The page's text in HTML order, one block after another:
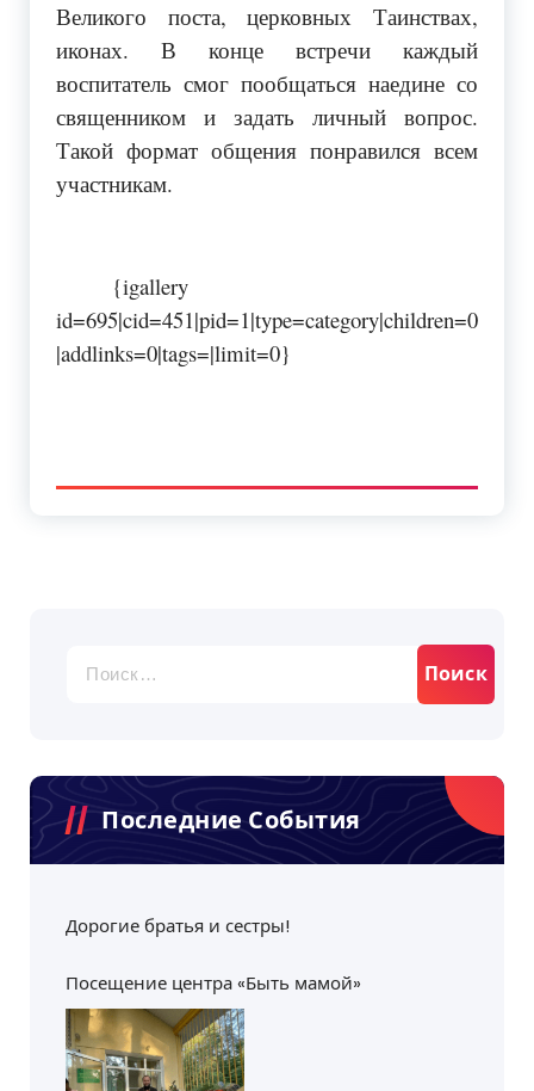
Великого поста, церковных Таинствах,
иконах. В конце встречи каждый
воспитатель смог пообщаться наедине со
священником и задать личный вопрос.
Такой формат общения понравился всем
участникам.
{igallery
id=695|cid=451|pid=1|type=category|children=0
|addlinks=0|tags=|limit=0}
Последние События
Дорогие братья и сестры!
Посещение центра «Быть мамой»